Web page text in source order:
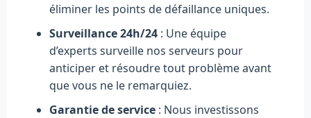
éliminer les points de défaillance uniques.
Surveillance 24h/24 : Une équipe
d’experts surveille nos serveurs pour
anticiper et résoudre tout problème avant
que vous ne le remarquiez.
Garantie de service : Nous investissons